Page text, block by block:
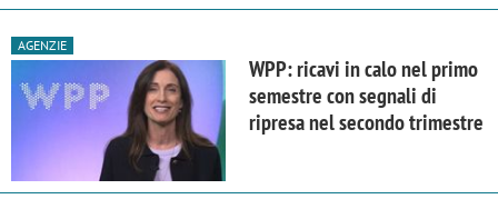
AGENZIE
WPP: ricavi in calo nel primo
semestre con segnali di
ripresa nel secondo trimestre